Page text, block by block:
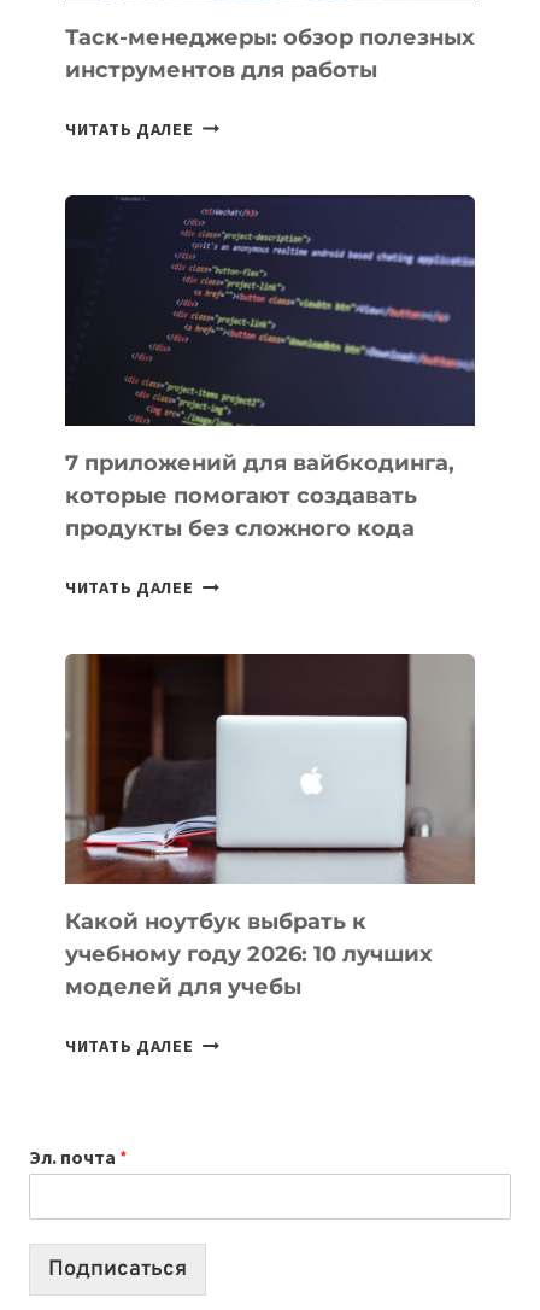
Таск-менеджеры: обзор полезных
инструментов для работы
ЧИТАТЬ ДАЛЕЕ ТАСК-
ПОЛЕЗНЫХ
ИНСТРУМЕНТОВ
ДЛЯ
РАБОТЫ
7 приложений для вайбкодинга,
которые помогают создавать
продукты без сложного кода
ЧИТАТЬ ДАЛЕЕ
ПОМОГАЮТ
СОЗДАВАТЬ
БЕЗ
СЛОЖНОГО
КОДА
Какой ноутбук выбрать к
учебному году 2026: 10 лучших
моделей для учебы
ЧИТАТЬ ДАЛЕЕ КАКОЙ
2026:
10
Эл. почта *
Подписаться